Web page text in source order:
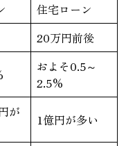
住宅ローン
20万円前後
およそ0.5～
2.5%
が
1億円が多い